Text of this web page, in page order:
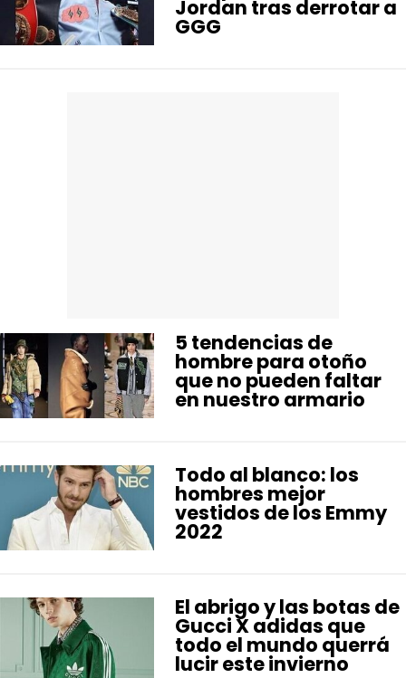
TECH
Jordan tras derrotar a
GGG
5 tendencias de
hombre para otoño
que no pueden faltar
en nuestro armario
Todo al blanco: los
hombres mejor
vestidos de los Emmy
2022
El abrigo y las botas de
Gucci X adidas que
todo el mundo querrá
lucir este invierno